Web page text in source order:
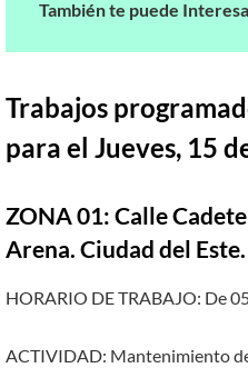
También te puede
Trabajos
para el Jueves, 15
ZONA 01: Calle
Arena. Ciudad del Este.
HORARIO DE TRABAJO: De
ACTIVIDAD: Mantenimiento